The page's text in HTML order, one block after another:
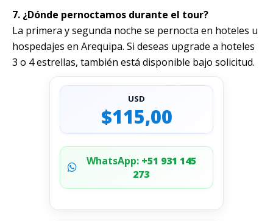
7. ¿Dónde pernoctamos durante el tour?
La primera y segunda noche se pernocta en hoteles u
hospedajes en Arequipa. Si deseas upgrade a hoteles
3 o 4 estrellas, también está disponible bajo solicitud.
USD
$115,00
WhatsApp:+51 931 145
273